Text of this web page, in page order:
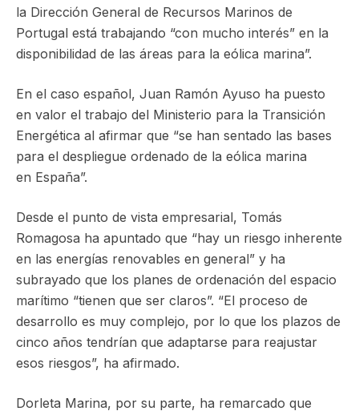
la Dirección General de Recursos Marinos de
Portugal está trabajando “con mucho interés” en la
disponibilidad de las áreas para la eólica marina”.
En el caso español, Juan Ramón Ayuso ha puesto
en valor el trabajo del Ministerio para la Transición
Energética al afirmar que “se han sentado las bases
para el despliegue ordenado de la eólica marina
en España”.
Desde el punto de vista empresarial, Tomás
Romagosa ha apuntado que “hay un riesgo inherente
en las energías renovables en general” y ha
subrayado que los planes de ordenación del espacio
marítimo “tienen que ser claros”. “El proceso de
desarrollo es muy complejo, por lo que los plazos de
cinco años tendrían que adaptarse para reajustar
esos riesgos”, ha afirmado.
Dorleta Marina, por su parte, ha remarcado que